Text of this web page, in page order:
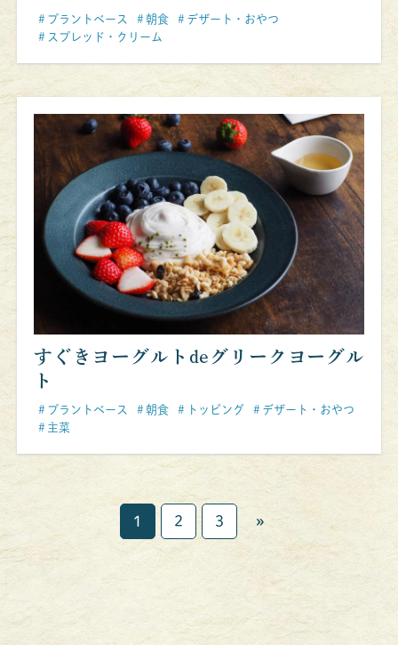
プラントベース 朝食
デザート・おやつ
スプレッド・クリーム
すぐきヨーグルトdeグリークヨーグル
ト
プラントベース 朝食 トッピング
デザート・おやつ
主菜
1 2 3 »